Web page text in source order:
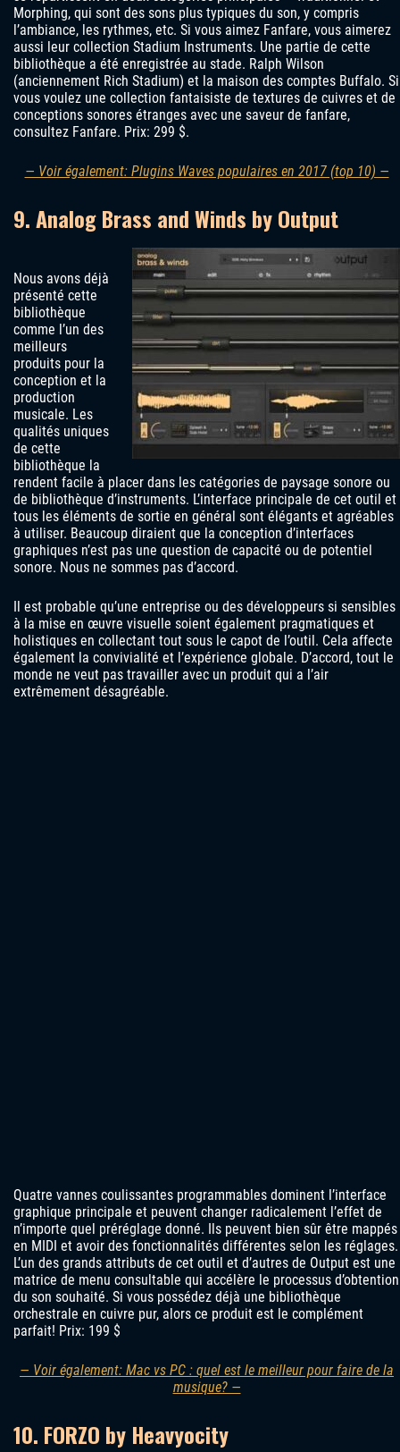
Morphing, qui sont des sons plus typiques du son, y compris
l’ambiance, les rythmes, etc. Si vous aimez Fanfare, vous aimerez
aussi leur collection Stadium Instruments. Une partie de cette
bibliothèque a été enregistrée au stade. Ralph Wilson
(anciennement Rich Stadium) et la maison des comptes Buffalo. Si
vous voulez une collection fantaisiste de textures de cuivres et de
conceptions sonores étranges avec une saveur de fanfare,
consultez Fanfare. Prix: 299 $.
— Voir également: Plugins Waves populaires en 2017 (top 10) —
9. Analog Brass and Winds by Output
Nous avons déjà
présenté cette
bibliothèque
comme l’un des
meilleurs
produits pour la
conception et la
production
musicale. Les
qualités uniques
de cette
bibliothèque la
rendent facile à placer dans les catégories de paysage sonore ou
de bibliothèque d’instruments. L’interface principale de cet outil et
tous les éléments de sortie en général sont élégants et agréables
à utiliser. Beaucoup diraient que la conception d’interfaces
graphiques n’est pas une question de capacité ou de potentiel
sonore. Nous ne sommes pas d’accord.
Il est probable qu’une entreprise ou des développeurs si sensibles
à la mise en œuvre visuelle soient également pragmatiques et
holistiques en collectant tout sous le capot de l’outil. Cela affecte
également la convivialité et l’expérience globale. D’accord, tout le
monde ne veut pas travailler avec un produit qui a l’air
extrêmement désagréable.
Quatre vannes coulissantes programmables dominent l’interface
graphique principale et peuvent changer radicalement l’effet de
n’importe quel préréglage donné. Ils peuvent bien sûr être mappés
en MIDI et avoir des fonctionnalités différentes selon les réglages.
L’un des grands attributs de cet outil et d’autres de Output est une
matrice de menu consultable qui accélère le processus d’obtention
du son souhaité. Si vous possédez déjà une bibliothèque
orchestrale en cuivre pur, alors ce produit est le complément
parfait! Prix: 199 $
— Voir également: Mac vs PC : quel est le meilleur pour faire de la
musique? —
10. FORZO by Heavyocity